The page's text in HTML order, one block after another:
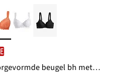
Voorgevormde beugel bh met gewatteerde bandjes